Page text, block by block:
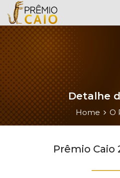
Detalhe
Home O
Prêmio Caio